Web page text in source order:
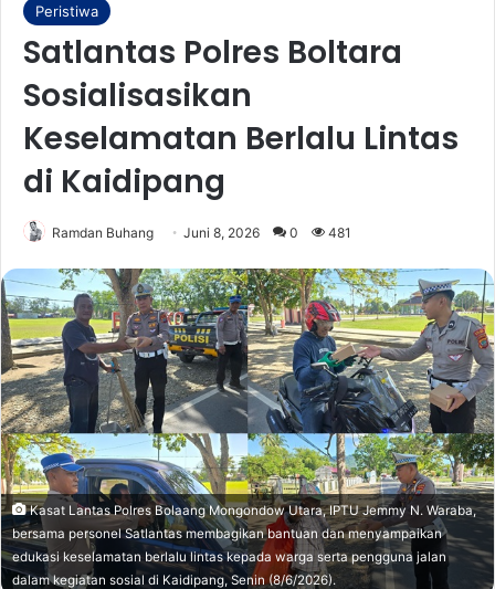
Peristiwa
Satlantas Polres Boltara
Sosialisasikan
Keselamatan Berlalu Lintas
di Kaidipang
Ramdan Buhang Juni 8, 2026 0 481
Kasat Lantas Polres Bolaang Mongondow Utara, IPTU Jemmy N. Waraba,
bersama personel Satlantas membagikan bantuan dan menyampaikan
edukasi keselamatan berlalu lintas kepada warga serta pengguna jalan
dalam kegiatan sosial di Kaidipang, Senin (8/6/2026).